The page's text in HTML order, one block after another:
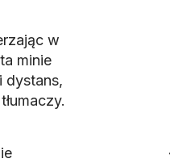
w
minie
dystans,